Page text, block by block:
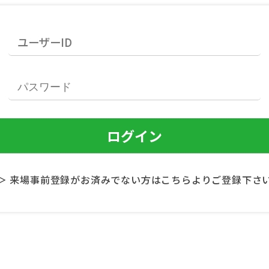
来場事前登録がお済みでない方はこちらよりご登録下さ